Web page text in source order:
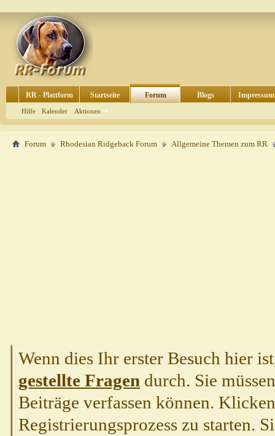
RR - Plattform Startseite Forum
Hilfe Kalender Aktionen
Blogs Impressum
Forum Rhodesian Ridgeback Forum Allgemeine Themen zum RR
Wenn dies Ihr erster Besuch hier
gestellte Fragen durch. Sie
Beiträge verfassen können.
Registrierungsprozess zu starten.